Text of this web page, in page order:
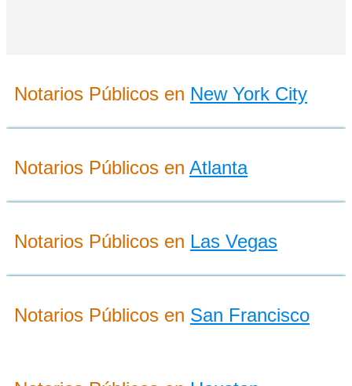
Notarios Públicos en New York City
Notarios Públicos en Atlanta
Notarios Públicos en Las Vegas
Notarios Públicos en San Francisco